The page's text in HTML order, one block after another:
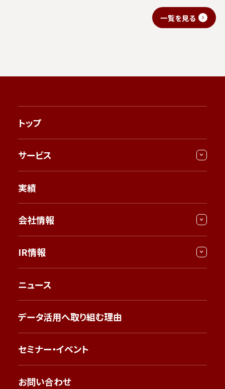
一覧を見る
トップ
サービス
実績
会社情報
IR情報
ニュース
データ活用へ取り組む理由
セミナー・イベント
お問い合わせ